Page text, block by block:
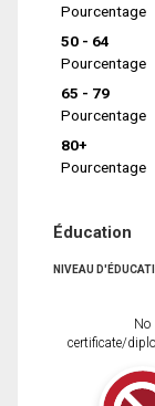
Pourcentage
50 - 64
Pourcentage
65 - 79
Pourcentage
80+
Pourcentage
Éducation
NIVEAU
No
certificate/